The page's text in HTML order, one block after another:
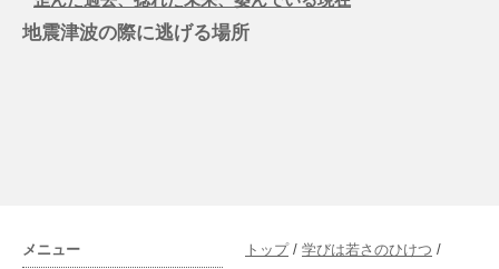
地震津波の際に逃げる場所
トップ/ 学びは若さのひけつ /
メニュー